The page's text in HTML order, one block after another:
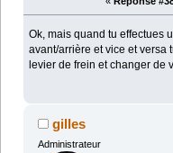
Ok, mais quand tu effectues
avant/arrière et vice et
levier de frein et changer de
gilles
Administrateur